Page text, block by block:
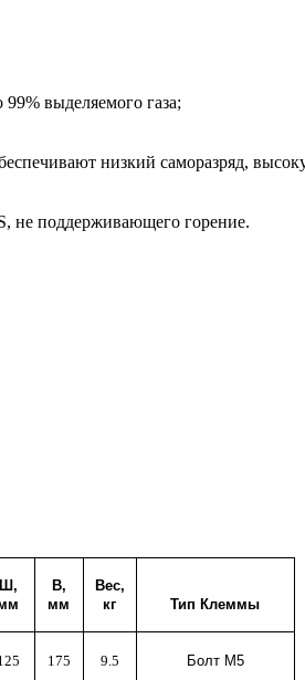
выделяемого газа;
низкий саморазряд,
не поддерживающего горение.
Ш,
В,
мм
Вес,
кг
Тип Клеммы
175 9.5 Болт М5